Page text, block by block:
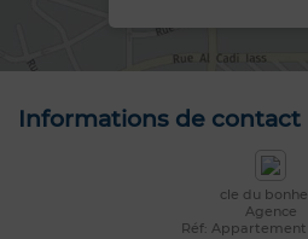
Informations de contact
cle du
Agence
Réf: Appartement